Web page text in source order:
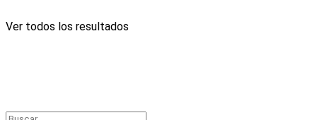
Ver todos los resultados